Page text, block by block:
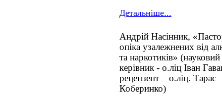
Детальніше...
Андрій Насінник,
опіка узалежнених від
та наркотиків» (науковий
керівник - о.ліц Іван
рецензент – о.ліц. Тарас
Коберинко)